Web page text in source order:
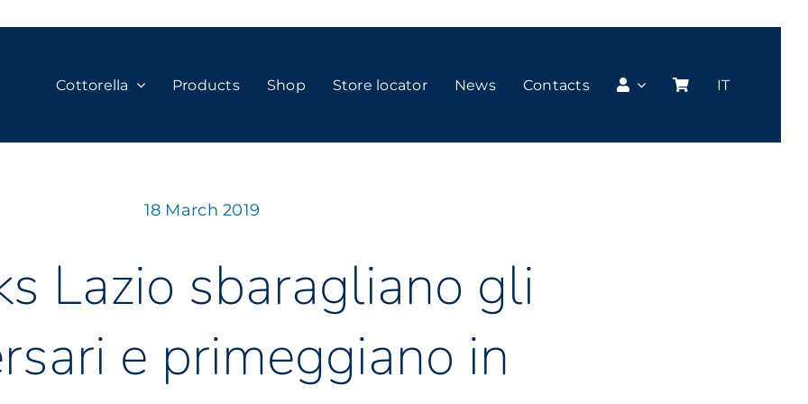
Cottorella Products Shop Store locator News Contacts IT
18 March 2019
Lazio sbaragliano gli
e primeggiano in